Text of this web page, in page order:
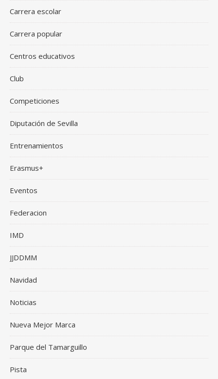
Carrera escolar
Carrera popular
Centros educativos
Club
Competiciones
Diputación de Sevilla
Entrenamientos
Erasmus+
Eventos
Federacion
IMD
JJDDMM
Navidad
Noticias
Nueva Mejor Marca
Parque del Tamarguillo
Pista